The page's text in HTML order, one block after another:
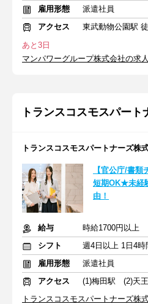
雇用形態
派遣社員
アクセス
東武動物公園駅
あと3日
マンパワーグループ株式会社の求
トランスコスモスパー
トランスコスモスパートナーズ株
【官公庁/書類
短期OK★未経
由！
給与
時給1700円以上
シフト
雇用形態
派遣社員
アクセス
(1)梅田駅 (2)天
トランスコスモスパートナーズ株